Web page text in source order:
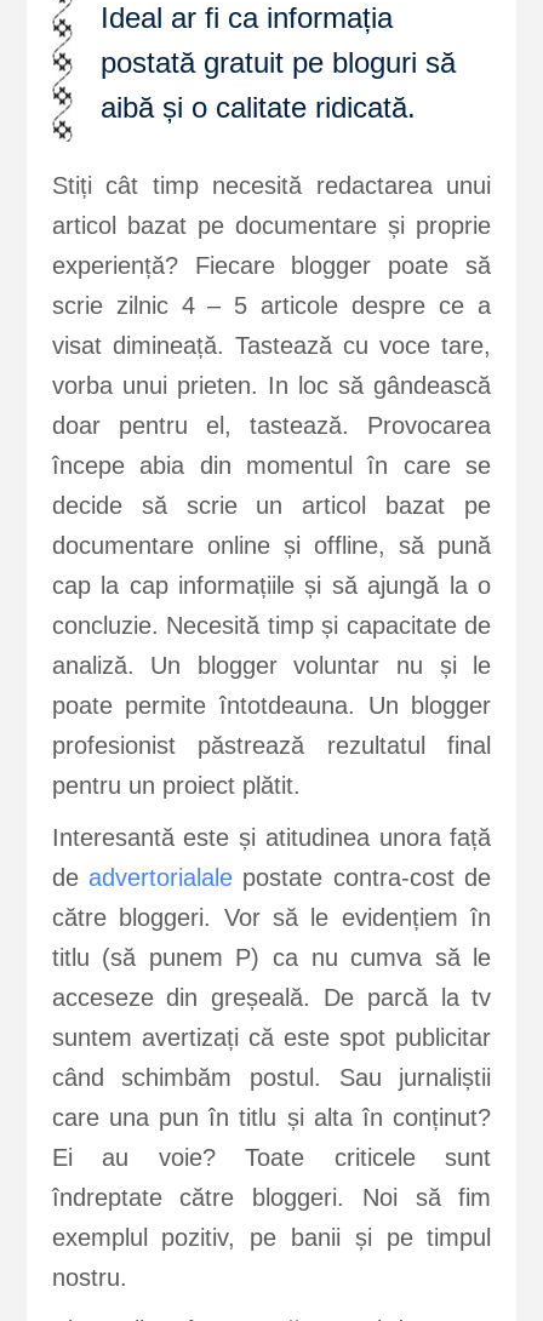
Ideal ar fi ca informația
postată gratuit pe bloguri să
aibă și o calitate ridicată.
Stiți cât timp necesită redactarea unui
articol bazat pe documentare și proprie
experiență? Fiecare blogger poate să
scrie zilnic 4 – 5 articole despre ce a
visat dimineață. Tastează cu voce tare,
vorba unui prieten. In loc să gândească
doar pentru el, tastează. Provocarea
începe abia din momentul în care se
decide să scrie un articol bazat pe
documentare online și offline, să pună
cap la cap informațiile și să ajungă la o
concluzie. Necesită timp și capacitate de
analiză. Un blogger voluntar nu și le
poate permite întotdeauna. Un blogger
profesionist păstrează rezultatul final
pentru un proiect plătit.
Interesantă este și atitudinea unora față
deadvertorialale postate contra-cost de
către bloggeri. Vor să le evidențiem în
titlu (să punem P) ca nu cumva să le
acceseze din greșeală. De parcă la tv
suntem avertizați că este spot publicitar
când schimbăm postul. Sau jurnaliștii
care una pun în titlu și alta în conținut?
Ei au voie? Toate criticele sunt
îndreptate către bloggeri. Noi să fim
exemplul pozitiv, pe banii și pe timpul
nostru.